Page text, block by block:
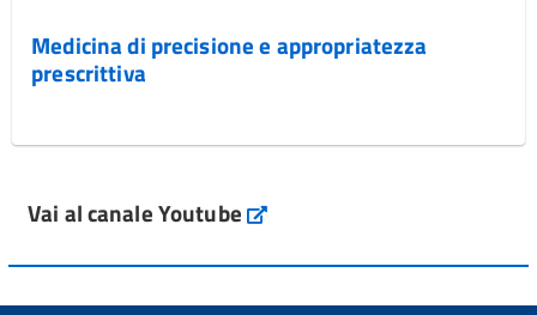
Medicina di precisione e appropriatezza
prescrittiva
Vai al canale Youtube